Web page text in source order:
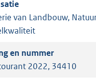
van Landbouw,
2022, 34410